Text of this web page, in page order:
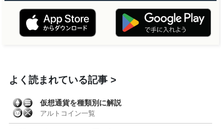
よく読まれている記事
仮想通貨を種類別に解説
アルトコイン一覧